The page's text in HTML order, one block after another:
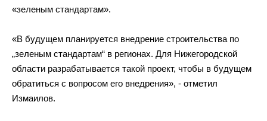
«зеленым стандартам».
«В будущем планируется внедрение строительства по
„зеленым стандартам“ в регионах. Для Нижегородской
области разрабатывается такой проект, чтобы в будущем
обратиться с вопросом его внедрения», - отметил
Измаилов.